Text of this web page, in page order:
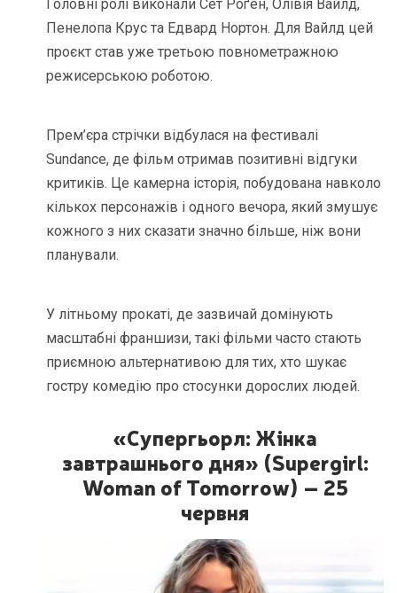
Головні ролі виконали Сет Роґен, Олівія Вайлд,
Пенелопа Крус та Едвард Нортон. Для Вайлд цей
проєкт став уже третьою повнометражною
режисерською роботою.
Прем’єра стрічки відбулася на фестивалі
Sundance, де фільм отримав позитивні відгуки
критиків. Це камерна історія, побудована навколо
кількох персонажів і одного вечора, який змушує
кожного з них сказати значно більше, ніж вони
планували.
У літньому прокаті, де зазвичай домінують
масштабні франшизи, такі фільми часто стають
приємною альтернативою для тих, хто шукає
гостру комедію про стосунки дорослих людей.
«Супергьорл: Жінка
завтрашнього дня» (Supergirl:
Woman of Tomorrow) – 25
червня